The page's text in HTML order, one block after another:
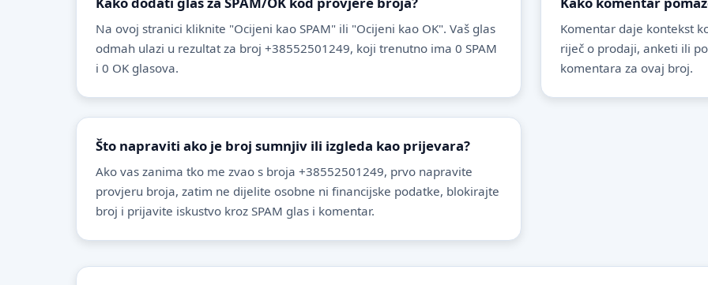
Na ovoj stranici kliknite "Ocijeni kao SPAM" ili "Ocijeni kao OK". Vaš glas
odmah ulazi u rezultat za broj +38552501249, koji trenutno ima 0 SPAM
i 0 OK glasova.
Komentar daje kontekst
riječ o prodaji, anketi ili
komentara za ovaj broj.
Što napraviti ako je broj sumnjiv ili izgleda kao prijevara?
Ako vas zanima tko me zvao s broja +38552501249, prvo napravite
provjeru broja, zatim ne dijelite osobne ni financijske podatke, blokirajte
broj i prijavite iskustvo kroz SPAM glas i komentar.